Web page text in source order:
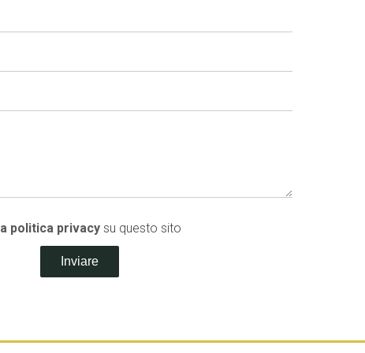
la politica privacy su questo sito
Inviare